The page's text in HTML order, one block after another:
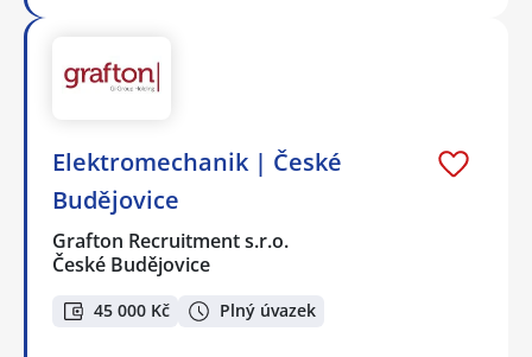
Elektromechanik | České
Budějovice
Grafton Recruitment s.r.o.
České Budějovice
45 000 Kč Plný úvazek